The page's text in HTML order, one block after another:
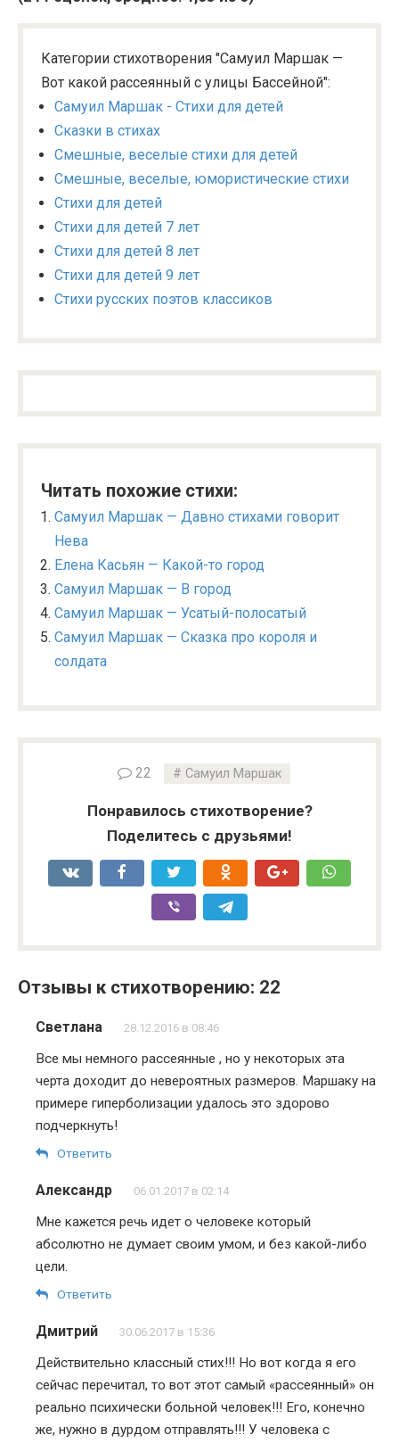
Категории стихотворения "Самуил Маршак —
Вот какой рассеянный с улицы Бассейной":
Самуил Маршак - Стихи для детей
Сказки в стихах
Смешные, веселые стихи для детей
Смешные, веселые, юмористические стихи
Стихи для детей
Стихи для детей 7 лет
Стихи для детей 8 лет
Стихи для детей 9 лет
Стихи русских поэтов классиков
Читать похожие стихи:
Самуил Маршак — Давно стихами говорит
Нева
Елена Касьян — Какой-то город
Самуил Маршак — В город
Самуил Маршак — Усатый-полосатый
Самуил Маршак — Сказка про короля и
солдата
22 Самуил Маршак
Понравилось стихотворение?
Поделитесь с друзьями!
Отзывы к стихотворению: 22
Светлана 28.12.2016 в 08:46
Все мы немного рассеянные , но у некоторых эта
черта доходит до невероятных размеров. Маршаку на
примере гиперболизации удалось это здорово
подчеркнуть!
Ответить
Александр 06.01.2017 в 02:14
Мне кажется речь идет о человеке который
абсолютно не думает своим умом, и без какой-либо
цели.
Ответить
Дмитрий 30.06.2017 в 15:36
Действительно классный стих!!! Но вот когда я его
сейчас перечитал, то вот этот самый «рассеянный» он
реально психически больной человек!!! Его, конечно
же, нужно в дурдом отправлять!!! У человека с